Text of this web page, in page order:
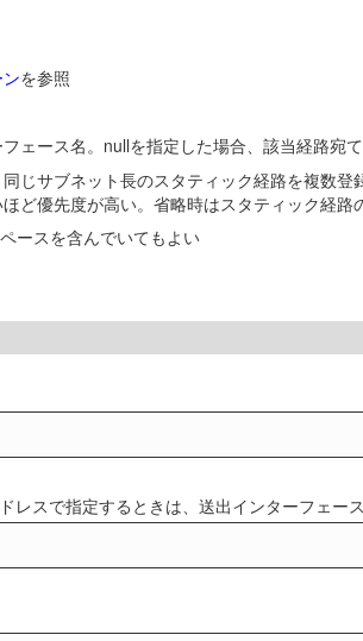
を参照
ェース名。nullを指定した場合、該当経路宛
じサブネット長のスタティック経路を複数
ど優先度が高い。省略時はスタティック経路
ースを含んでいてもよい
スで指定するときは、送出インターフェー